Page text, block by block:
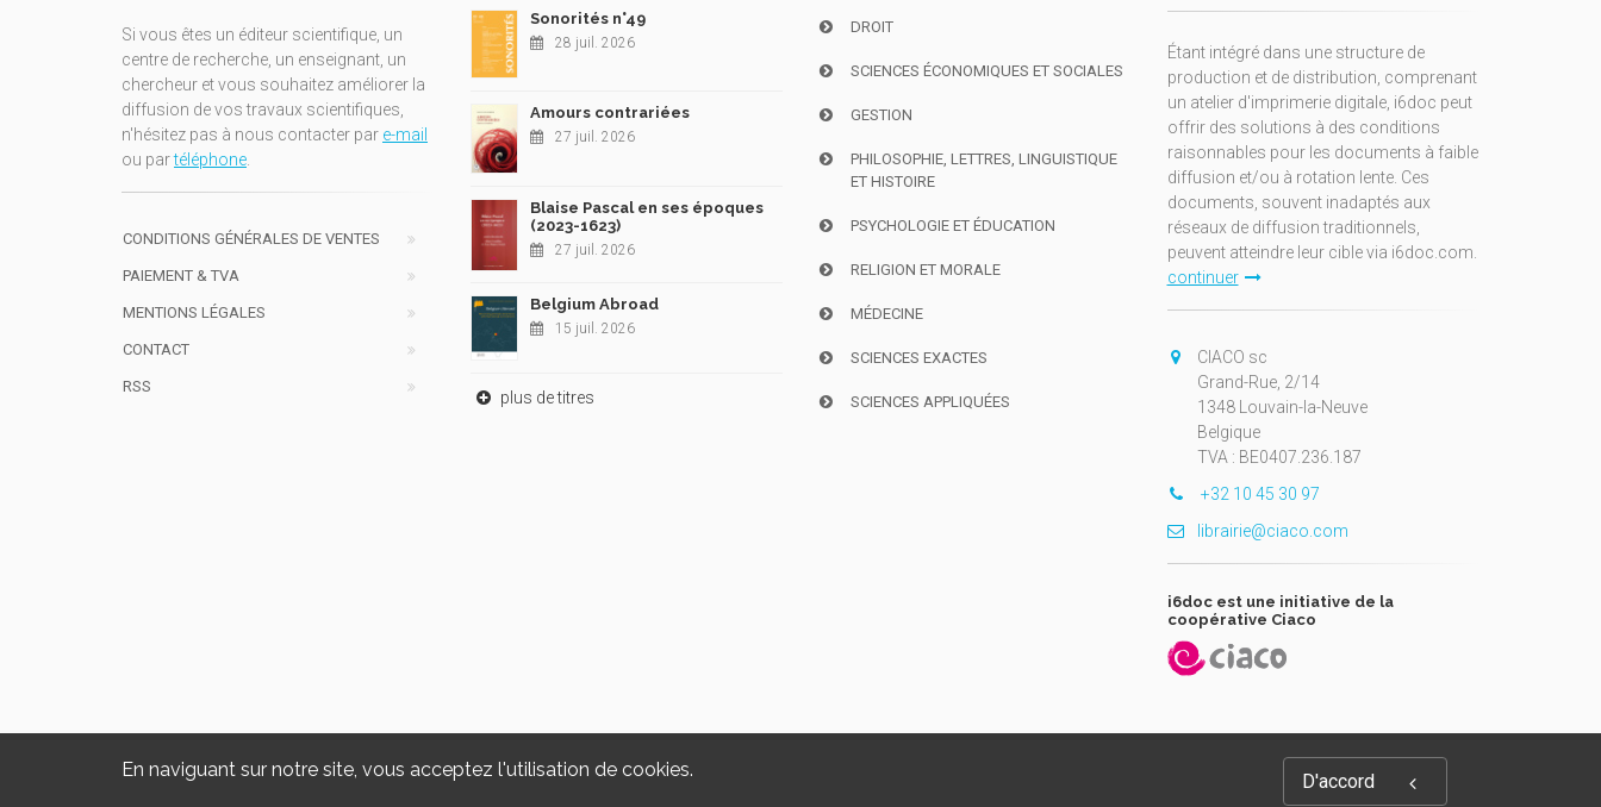
En naviguant sur notre site, vous acceptez l'utilisation de cookies.
D'accord
Si vous êtes un éditeur scientifique, un
centre de recherche, un enseignant, un
chercheur et vous souhaitez améliorer la
diffusion de vos travaux scientifiques,
n'hésitez pas à nous contacter par e-mail
ou partéléphone
CONDITIONS GÉNÉRALES DE VENTES
PAIEMENT & TVA
MENTIONS LÉGALES
CONTACT
RSS
Sonorités n°49
28 juil. 2026
Amours contrariées
27 juil. 2026
Blaise Pascal en ses époques
(2023-1623)
27 juil. 2026
Belgium Abroad
15 juil. 2026
plus de titres
DROIT
SCIENCES ÉCONOMIQUES ET SOCIALES
GESTION
PHILOSOPHIE, LETTRES, LINGUISTIQUE
ET HISTOIRE
PSYCHOLOGIE ET ÉDUCATION
RELIGION ET MORALE
MÉDECINE
SCIENCES EXACTES
SCIENCES APPLIQUÉES
Étant intégré dans une structure de
production et de distribution, comprenant
un atelier d'imprimerie digitale, i6doc peut
offrir des solutions à des conditions
raisonnables pour les documents à faible
diffusion et/ou à rotation lente. Ces
documents, souvent inadaptés aux
réseaux de diffusion traditionnels,
peuvent atteindre leur cible via i6doc.com.
continuer
CIACO sc
Grand-Rue, 2/14
1348 Louvain-la-Neuve
Belgique
TVA : BE0407.236.187
+32 10 45 30 97
librairie@ciaco.com
i6doc est une initiative de la
coopérative Ciaco